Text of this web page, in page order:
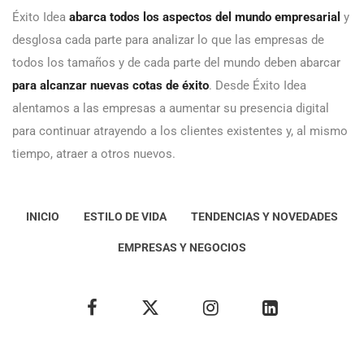
Éxito Idea abarca todos los aspectos del mundo empresarial y
desglosa cada parte para analizar lo que las empresas de
todos los tamaños y de cada parte del mundo deben abarcar
para alcanzar nuevas cotas de éxito. Desde Éxito Idea
alentamos a las empresas a aumentar su presencia digital
para continuar atrayendo a los clientes existentes y, al mismo
tiempo, atraer a otros nuevos.
INICIO ESTILO DE VIDA TENDENCIAS Y NOVEDADES
EMPRESAS Y NEGOCIOS